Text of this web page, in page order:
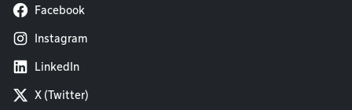
Facebook
Instagram
LinkedIn
X (Twitter)